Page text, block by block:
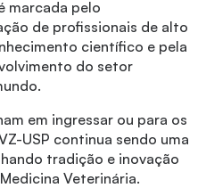
marcada pelo
de profissionais de alto
científico e pela
do setor
em ingressar ou para os
USP continua sendo uma
tradição e inovação
Veterinária.